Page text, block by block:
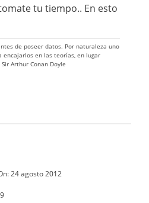
tu tiempo.. En esto
de poseer datos. Por naturaleza uno
en las teorías, en lugar
Arthur Conan Doyle
24 agosto 2012